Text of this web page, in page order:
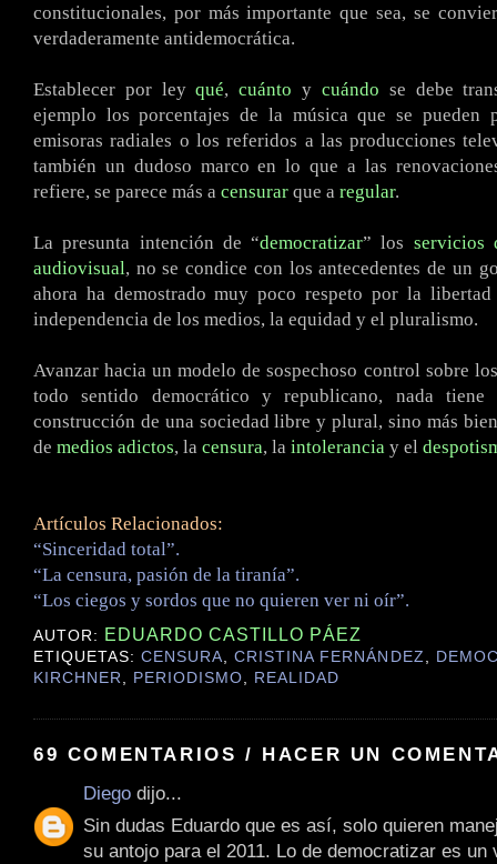
constitucionales, por más importante que sea, se
verdaderamente antidemocrática.
Establecer por leyqué,cuánto y cuándo se debe
ejemplo los porcentajes de la música que se pueden
emisoras radiales o los referidos a las producciones
también un dudoso marco en lo que a las
refiere, se parece más a censurar que a regular.
La presunta intención de “democratizar” los servicios
audiovisual, no se condice con los antecedentes de un
ahora ha demostrado muy poco respeto por la
independencia de los medios, la equidad y el pluralismo.
Avanzar hacia un modelo de sospechoso control sobre
todo sentido democrático y republicano, nada
construcción de una sociedad libre y plural, sino más
de medios adictos, la censura, la intolerancia y el
Artículos Relacionados:
“Sinceridad total”.
“La censura, pasión de la tiranía”.
“Los ciegos y sordos que no quieren ver ni oír”.
AUTOR: EDUARDO CASTILLO PÁEZ
ETIQUETAS:CENSURA,CRISTINA FERNÁNDEZ,
KIRCHNER, PERIODISMO, REALIDAD
69 COMENTARIOS / HACER UN
Diego dijo...
Sin dudas Eduardo que es así, solo quieren
su antojo para el 2011. Lo de democratizar es un